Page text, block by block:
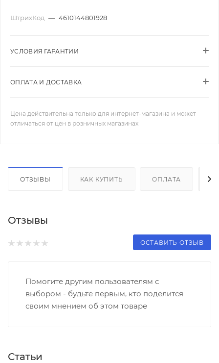
ШтрихКод — 4610144801928
УСЛОВИЯ ГАРАНТИИ
ОПЛАТА И ДОСТАВКА
Цена действительна только для интернет-магазина и может
отличаться от цен в розничных магазинах
ОТЗЫВЫ КАК КУПИТЬ ОПЛАТА
Отзывы
ОСТАВИТЬ ОТЗЫВ
Помогите другим пользователям с
выбором - будьте первым, кто поделится
своим мнением об этом товаре
Статьи